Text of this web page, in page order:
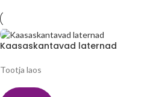
Kaasaskantavad laternad
Tootja laos